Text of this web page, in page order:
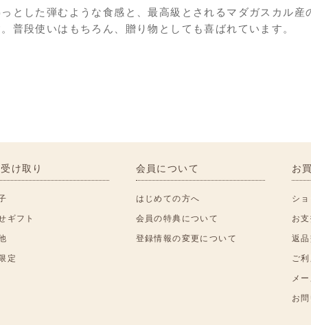
とした弾むような食感と、最高級とされるマダガスカル
普段使いはもちろん、贈り物としても喜ばれています。
け取り
ギフト
定
会員について
はじめての方へ
会員の特典について
登録情報の変更について
お
シ
お
返
ご
メ
お